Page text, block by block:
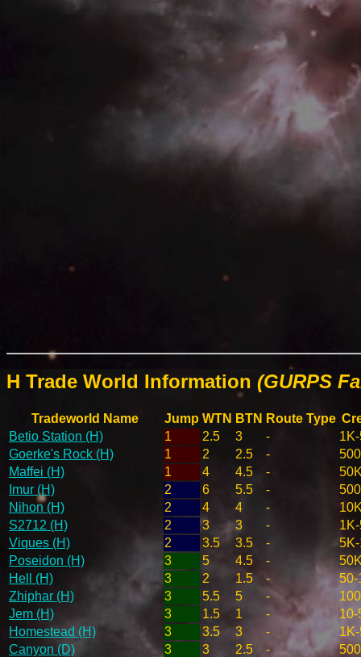
H Trade World Information (GURPS
Tradeworld Name Jump WTN BTN Route Type
Betio Station (H)
1 2.5 3 -
Goerke's Rock (H)
1 2 2.5 -
Maffei (H)
1 4 4.5 -
Imur (H)
2 6 5.5 -
Nihon (H)
2 4 4 -
S2712 (H)
2 3 3 -
Viques (H)
2 3.5 3.5 -
Poseidon (H)
3 5 4.5 -
Hell (H)
3 2 1.5 -
50-
Zhiphar (H)
3 5.5 5 -
Jem (H)
3 1.5 1 -
10-
Homestead (H)
3 3.5 3 -
Canyon (D)
3 3 2.5 -